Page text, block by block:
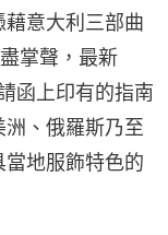
意大利三部曲
掌聲，最新
函上印有的指南
、俄羅斯乃至
地服飾特色的